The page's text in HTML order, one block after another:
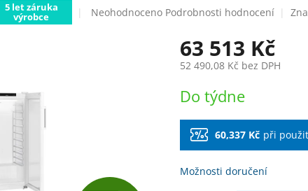
5 let záruka
výrobce
Průměrné
Neohodnoceno Podrobnosti hodnocení
63 513 Kč
52 490,08 Kč bez DPH
cena:
Do týdne
60,337 Kč při
Možnosti doručení